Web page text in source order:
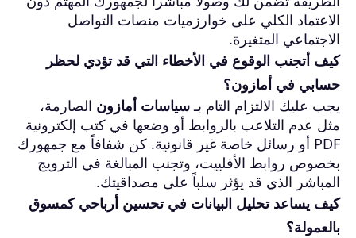
الاعتماد الكلي على خوارزميات منصات التواصل
الاجتماعي المتغيرة.
كيف أتجنب الوقوع في الأخطاء التي قد تؤدي لحظر
حسابي في أمازون؟
يجب عليك الالتزام التام بـسياسات أمازون الصارمة،
مثل عدم التلاعب بالروابط أو وضعها في كتب إلكترونية
PDF أو رسائل خاصة غير قانونية. كن شفافاً مع جمهورك
بخصوص روابط الأفلييت، وتجنب المبالغة في الترويج
المباشر الذي قد يؤثر سلباً على مصداقيتك.
كيف يساعد تحليل البيانات في تحسين أرباحي كمسوق
بالعمولة؟